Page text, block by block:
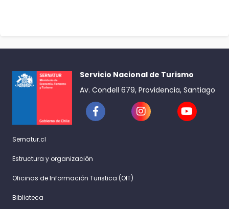
Servicio Nacional de Turismo
Av. Condell 679, Providencia, Santiago
Sernatur.cl
Estructura y organización
Oficinas de Información Turistica (OIT)
Biblioteca